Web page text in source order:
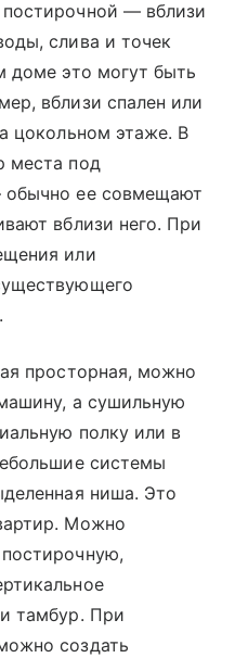
— вблизи
слива и точек
доме это могут быть
вблизи спален или
цокольном этаже. В
места под
обычно ее совмещают
вблизи него. При
или
просторная, можно
а сушильную
полку или в
системы
ниша. Это
Можно
тамбур. При
создать